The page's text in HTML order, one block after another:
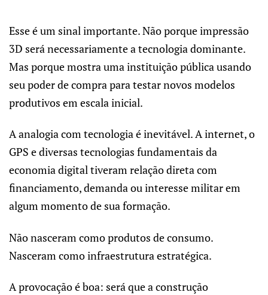
Esse é um sinal importante. Não porque impressão
3D será necessariamente a tecnologia dominante.
Mas porque mostra uma instituição pública usando
seu poder de compra para testar novos modelos
produtivos em escala inicial.
A analogia com tecnologia é inevitável. A internet, o
GPS e diversas tecnologias fundamentais da
economia digital tiveram relação direta com
financiamento, demanda ou interesse militar em
algum momento de sua formação.
Não nasceram como produtos de consumo.
Nasceram como infraestrutura estratégica.
A provocação é boa: será que a construção